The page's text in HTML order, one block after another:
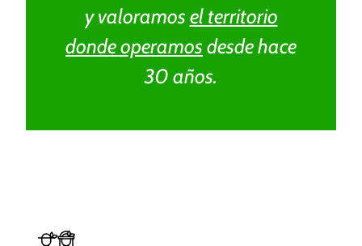
y valoramos el territorio
donde operamos desde hace
30 años.